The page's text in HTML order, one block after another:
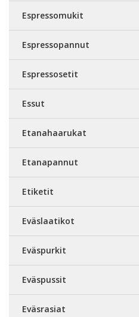
Espressomukit
Espressopannut
Espressosetit
Essut
Etanahaarukat
Etanapannut
Etiketit
Eväslaatikot
Eväspurkit
Eväspussit
Eväsrasiat